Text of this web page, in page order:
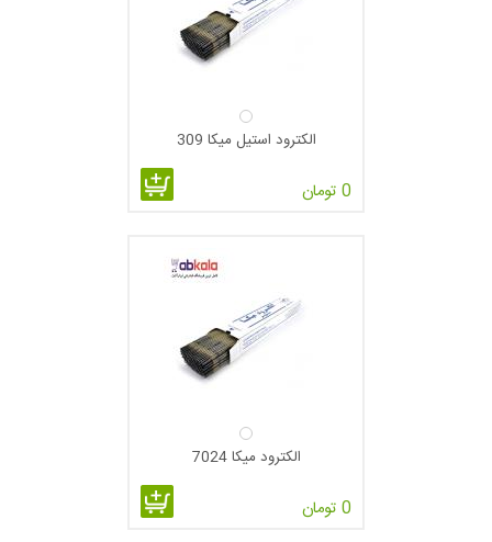
الکترود استیل میکا 309
0 تومان
الکترود میکا 7024
0 تومان